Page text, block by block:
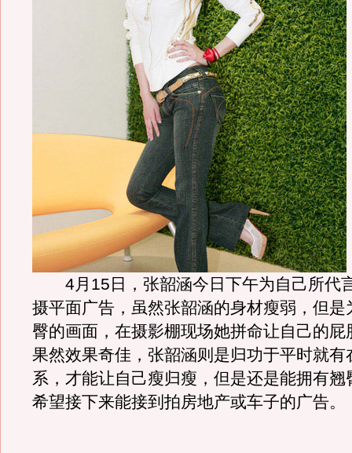
4月15日，张韶涵今日下午为自己所代
摄平面广告，虽然张韶涵的身材瘦弱，但是
臀的画面，在摄影棚现场她拼命让自己的屁
果然效果奇佳，张韶涵则是归功于平时就有
系，才能让自己瘦归瘦，但是还是能拥有翘
希望接下来能接到拍房地产或车子的广告。